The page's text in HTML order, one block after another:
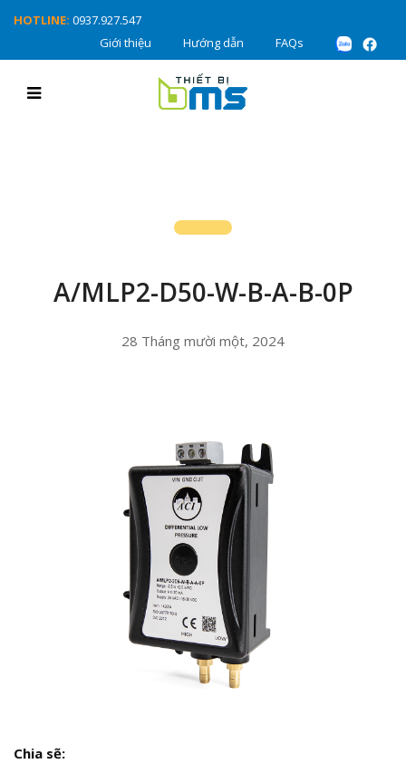
HOTLINE: 0937.927.547
Giới thiệu
Hướng dẫn FAQs
A/MLP2-D50-W-B-A-B-0P
28 Tháng mười một, 2024
Chia sẽ: